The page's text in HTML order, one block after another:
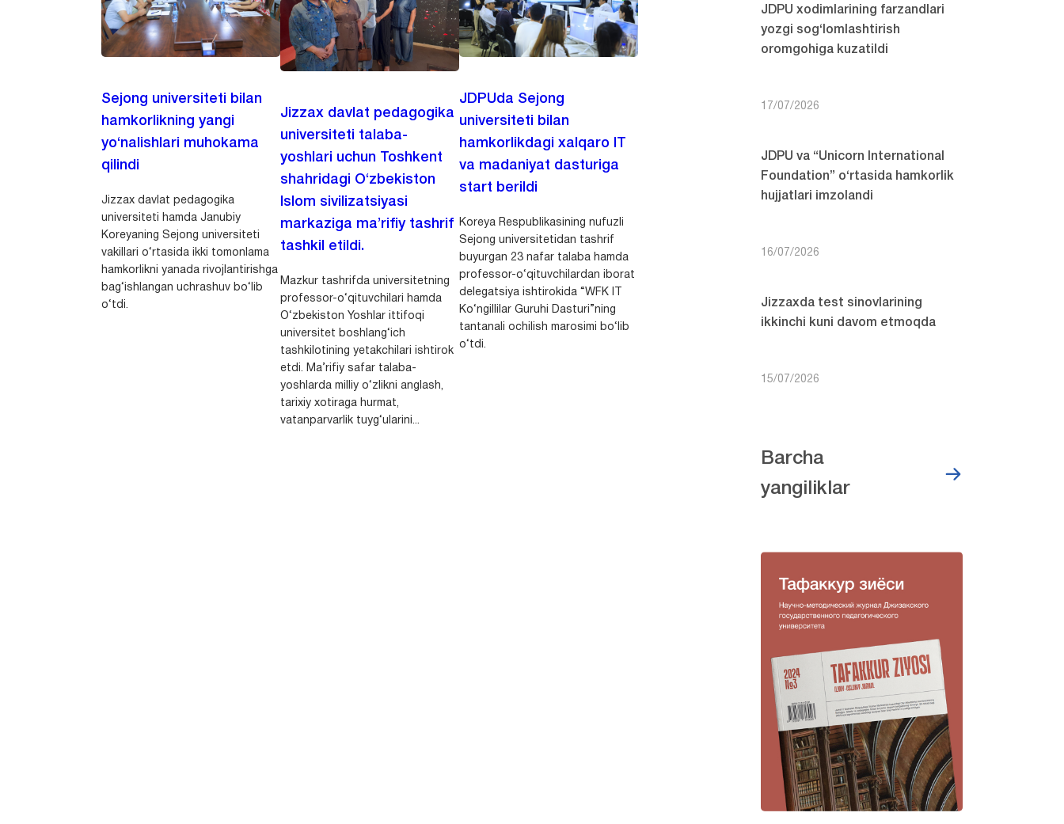
Sejong universiteti bilan
hamkorlikning yangi
yo‘nalishlari muhokama
qilindi
Jizzax davlat pedagogika
universiteti hamda Janubiy
Koreyaning Sejong universiteti
vakillari o‘rtasida ikki tomonlama
hamkorlikni yanada rivojlantirishga
bag‘ishlangan uchrashuv bo‘lib
o‘tdi.
Jizzax davlat pedagogika
universiteti talaba-
yoshlari uchun Toshkent
shahridagi O‘zbekiston
Islom sivilizatsiyasi
markaziga ma’rifiy tashrif
tashkil etildi.
Mazkur tashrifda universitetning
professor-o‘qituvchilari hamda
O‘zbekiston Yoshlar ittifoqi
universitet boshlang‘ich
tashkilotining yetakchilari ishtirok
etdi. Ma’rifiy safar talaba-
yoshlarda milliy o‘zlikni anglash,
tarixiy xotiraga hurmat,
vatanparvarlik tuyg‘ularini...
JDPUda Sejong
universiteti bilan
hamkorlikdagi xalqaro IT
va madaniyat dasturiga
start berildi
Koreya Respublikasining nufuzli
Sejong universitetidan tashrif
buyurgan 23 nafar talaba hamda
professor-o‘qituvchilardan iborat
delegatsiya ishtirokida “WFK IT
Ko‘ngillilar Guruhi Dasturi”ning
tantanali ochilish marosimi bo‘lib
o‘tdi.
JDPU xodimlarining farzandlari
yozgi sog‘lomlashtirish
oromgohiga kuzatildi
17/07/2026
JDPU va “Unicorn International
Foundation” o‘rtasida hamkorlik
hujjatlari imzolandi
16/07/2026
Jizzaxda test sinovlarining
ikkinchi kuni davom etmoqda
15/07/2026
Barcha
yangiliklar